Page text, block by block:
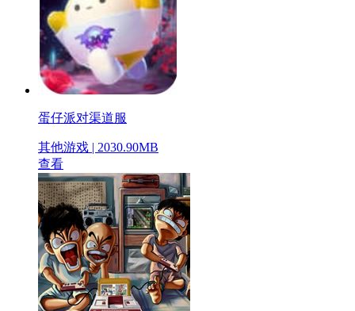
蛋仔派对渠道服
其他游戏 | 2030.90MB
查看